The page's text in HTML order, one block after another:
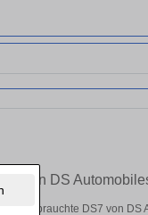
DS
gebrauchte DS7 von